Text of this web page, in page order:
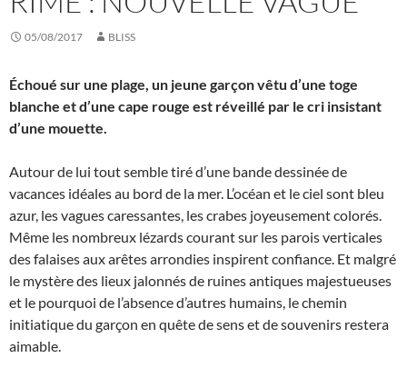
05/08/2017 BLISS
Échoué sur une plage, un jeune garçon vêtu d’une toge
blanche et d’une cape rouge est réveillé par le cri insistant
d’une mouette.
Autour de lui tout semble tiré d’une bande dessinée de
vacances idéales au bord de la mer. L’océan et le ciel sont bleu
azur, les vagues caressantes, les crabes joyeusement colorés.
Même les nombreux lézards courant sur les parois verticales
des falaises aux arêtes arrondies inspirent confiance. Et malgré
le mystère des lieux jalonnés de ruines antiques majestueuses
et le pourquoi de l’absence d’autres humains, le chemin
initiatique du garçon en quête de sens et de souvenirs restera
aimable.